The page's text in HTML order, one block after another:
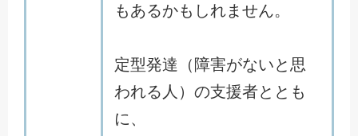
もあるかもしれません。
定型発達（障害がないと思
われる人）の支援者ととも
に、